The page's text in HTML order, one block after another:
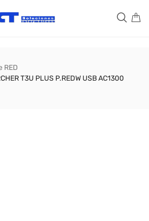
RED
T3U PLUS P.REDW USB AC1300